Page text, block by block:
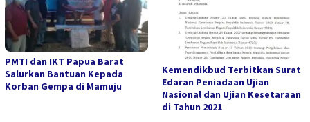
PMTI dan IKT Papua Barat
Salurkan Bantuan Kepada
Korban Gempa di Mamuju
Kemendikbud Terbitkan Surat
Edaran Peniadaan Ujian
Nasional dan Ujian Kesetaraan
di Tahun 2021